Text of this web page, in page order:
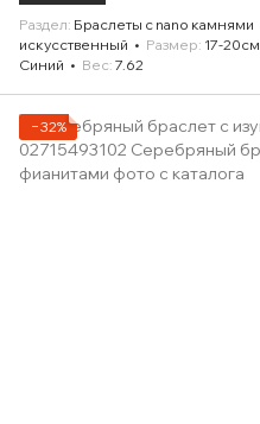
Раздел Браслеты с nano камнями
искусственный
Размер 17-20см
Синий
Вес 7.62
−32%